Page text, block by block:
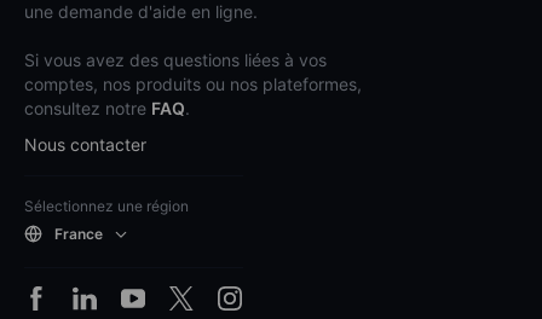
une demande d'aide en ligne.
Si vous avez des questions liées à vos
comptes, nos produits ou nos plateformes,
consultez notre FAQ.
Nous contacter
Sélectionnez une région
France